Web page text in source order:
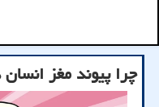
چرا پیوند مغز